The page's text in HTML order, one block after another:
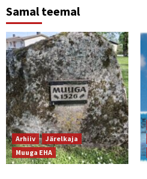
Samal teemal
Arhiiv
Järelkaja
Muuga EHA